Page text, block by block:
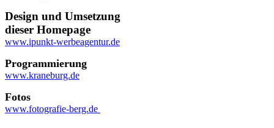
Design und Umsetzung
dieser Homepage
www.ipunkt-werbeagentur.de
Programmierung
www.kraneburg.de
Fotos
www.fotografie-berg.de